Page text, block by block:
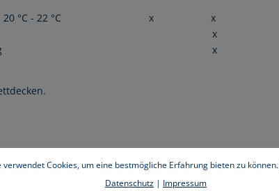
20 °C - 22 °C x
x
x
x
– so einfach geht´s:
verwendet Cookies, um eine bestmögliche Erfahrung bieten zu können.
Datenschutz | Impressum